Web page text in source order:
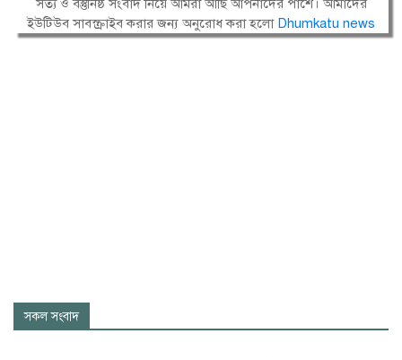
সত্য ও বস্তুনিষ্ঠ সংবাদ নিয়ে আমরা আছি আপনাদের পাশে। আমাদের
ইউটিউব সাবস্ক্রাইব করার জন্য অনুরোধ করা হলো Dhumkatu news
সকল সংবাদ